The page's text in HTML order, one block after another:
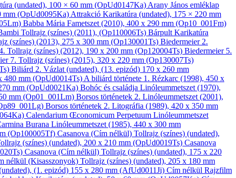
(undated), 100 × 60 mm (OpUd0147Ka) Arany János emléklap
mm (OpUd0095Ka) Attrakció Karikatúra (undated), 175 × 220 mm
Babba Mária Fametszet (2010), 400 x 290 mm (Op10_001Fm)
Tollrajz (színes) (2011), (Op110006Ts) Bárpult Karikatúra
(színes) (2013), 275 x 300 mm (Op130001Ts) Biedermeier 2.
Tollrajz (színes) (2012), 190 x 200 mm (Op120004Ts) Biedermeier 5.
7. Tollrajz (színes) (2015), 320 x 220 mm (Op130007Ts)
Biliárd 2. Vázlat (undated), (13. epizód) 170 x 260 mm
480 mm (OpUd0014Ts) A biliárd története 1. Rézkarc (1998), 450 x
mm (OpUd0021Ka) Bohóc és családja Linóleum­metszet (1970),
mm (Op01_001Lm) Borsos történetek 2. Linóleum­metszet (2001),
Borsos történetek 2. Litográfia (1989), 420 x 350 mm
Calendarium Œconomicum Perpetuum Linóleum­metszet
Burana Linóleum­metszet (1985), 440 x 300 mm
(Op100005Tf) Casanova (Cím nélkül) Tollrajz (színes) (undated),
(színes) (undated), 200 x 210 mm (OpUd0019Ts) Casanova
Casanova (Cím nélkül) Tollrajz (színes) (undated), 175 x 220
nélkül (Kisasszonyok) Tollrajz (színes) (undated), 205 x 180 mm
(1. epizód) 155 x 280 mm (AfUd0011Ji) Cím nélkül Rajzfilm